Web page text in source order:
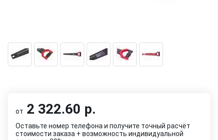
от 2 322.60 р.
Оставьте номер телефона и получите точный расчёт
стоимости заказа + возможность индивидуальной